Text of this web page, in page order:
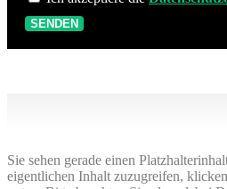
SENDEN
Sie sehen gerade einen
eigentlichen Inhalt zuzugreifen,